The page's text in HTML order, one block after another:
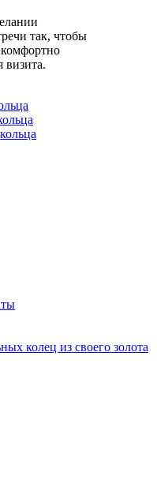
так, чтобы
комфортно
визита.
колец из своего золота